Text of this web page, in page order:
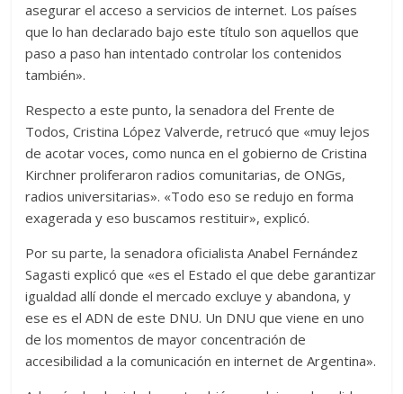
asegurar el acceso a servicios de internet. Los países
que lo han declarado bajo este título son aquellos que
paso a paso han intentado controlar los contenidos
también».
Respecto a este punto, la senadora del Frente de
Todos, Cristina López Valverde, retrucó que «muy lejos
de acotar voces, como nunca en el gobierno de Cristina
Kirchner proliferaron radios comunitarias, de ONGs,
radios universitarias». «Todo eso se redujo en forma
exagerada y eso buscamos restituir», explicó.
Por su parte, la senadora oficialista Anabel Fernández
Sagasti explicó que «es el Estado el que debe garantizar
igualdad allí donde el mercado excluye y abandona, y
ese es el ADN de este DNU. Un DNU que viene en uno
de los momentos de mayor concentración de
accesibilidad a la comunicación en internet de Argentina».